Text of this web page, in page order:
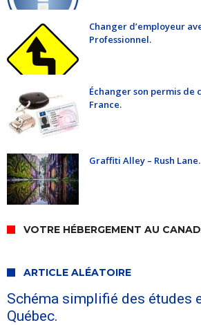
Changer d’employeur
Professionnel.
Échanger son permis de
France.
Graffiti Alley – Rush Lane.
VOTRE HÉBERGEMENT AU
ARTICLE ALÉATOIRE
Schéma simplifié des études
Québec.